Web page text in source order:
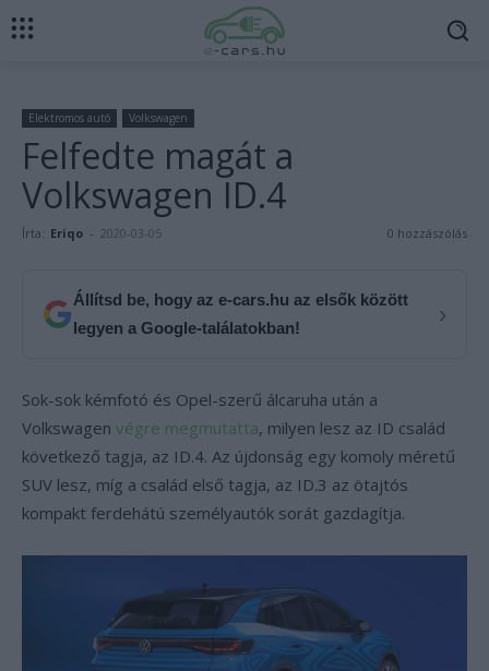
Elektromos autó Volkswagen
Felfedte magát a
Volkswagen ID.4
Írta: Eriqo - 2020-03-05 0 hozzászólás
Állítsd be, hogy az e-cars.hu az elsők között
legyen a Google-találatokban!
›
Sok-sok kémfotó és Opel-szerű álcaruha után a
Volkswagen végre megmutatta, milyen lesz az ID család
következő tagja, az ID.4. Az újdonság egy komoly méretű
SUV lesz, míg a család első tagja, az ID.3 az ötajtós
kompakt ferdehátú személyautók sorát gazdagítja.